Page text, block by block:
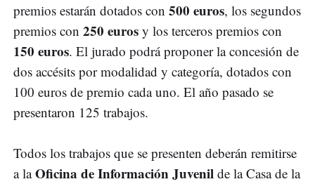
premios estarán dotados con 500 euros, los segundos
premios con 250 euros y los terceros premios con
150 euros. El jurado podrá proponer la concesión de
dos accésits por modalidad y categoría, dotados con
100 euros de premio cada uno. El año pasado se
presentaron 125 trabajos.
Todos los trabajos que se presenten deberán remitirse
a laOficina de Información Juvenil de la Casa de la